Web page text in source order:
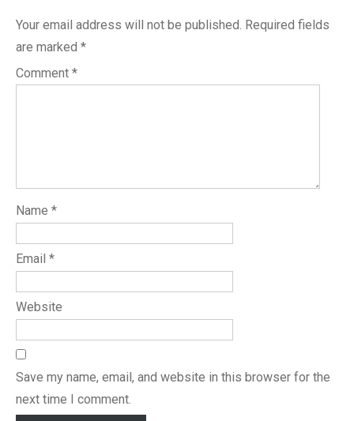
Your email address will not be published. Required fields
are marked *
Comment *
Name *
Email *
Website
Save my name, email, and website in this browser for the
next time I comment.